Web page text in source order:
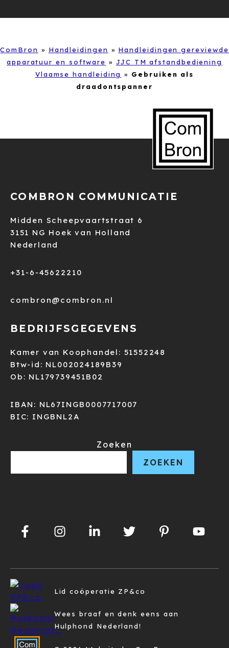
ComBron » Handleidingen » Handleidingen gereviewde
apparatuur en software » JJC TM afstandbediening
Vlaamse handleiding » Gebruiken als
draadontspanner
COMBRON COMMUNICATIE
Midden Scheepvaartstraat 6
3151 NG Hoek van Holland
Nederland
+31-6-45622210
combron@combron.nl
BEDRIJFSGEGEVENS
Kamer van Koophandel: 51552248
Btw-id: NL002024189B39
Ob: NL179739451B02
IBAN: NL67INGB0007717007
BIC: INGBNL2A
Zoeken
ZOEKEN
Lid coöperatie ZP&co
Wees braaf en denk eens aan
Hulphond Nederland!